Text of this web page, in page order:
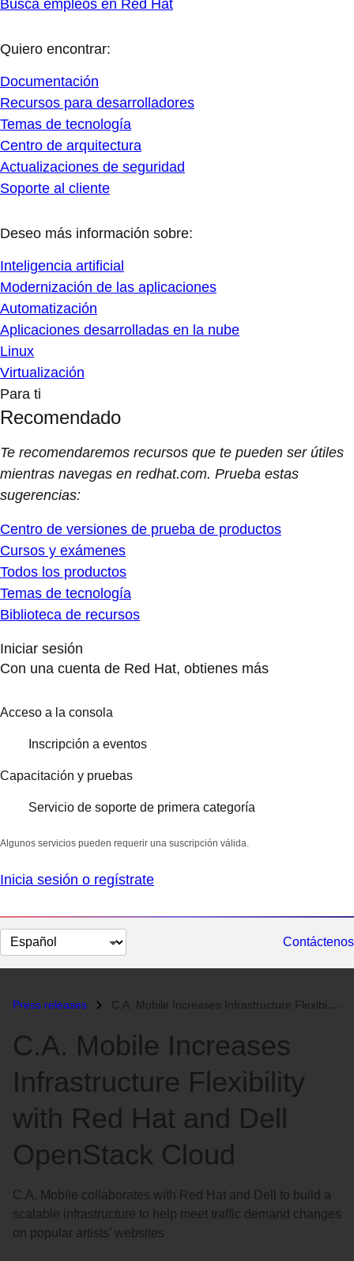
Busca empleos en Red Hat
Quiero encontrar:
Documentación
Recursos para desarrolladores
Temas de tecnología
Centro de arquitectura
Actualizaciones de seguridad
Soporte al cliente
Deseo más información sobre:
Inteligencia artificial
Modernización de las aplicaciones
Automatización
Aplicaciones desarrolladas en la nube
Linux
Virtualización
Para ti
Recomendado
Te recomendaremos recursos que te pueden ser útiles
mientras navegas en redhat.com. Prueba estas
sugerencias:
Centro de versiones de prueba de productos
Cursos y exámenes
Todos los productos
Temas de tecnología
Biblioteca de recursos
Iniciar sesión
Con una cuenta de Red Hat, obtienes más
Acceso a la consola
Inscripción a eventos
Capacitación y pruebas
Servicio de soporte de primera categoría
Algunos servicios pueden requerir una suscripción válida.
Inicia sesión o regístrate
Cambiar
el
Contáctenos
Press releases C.A. Mobile Increases Infrastructure Flexibility with Red Hat and Dell...
C.A. Mobile Increases
Infrastructure Flexibility
with Red Hat and Dell
OpenStack Cloud
C.A. Mobile collaborates with Red Hat and Dell to build a
scalable infrastructure to help meet traffic demand changes
on popular artists’ websites